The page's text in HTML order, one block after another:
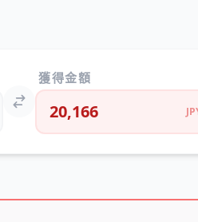
獲得金額
20,166